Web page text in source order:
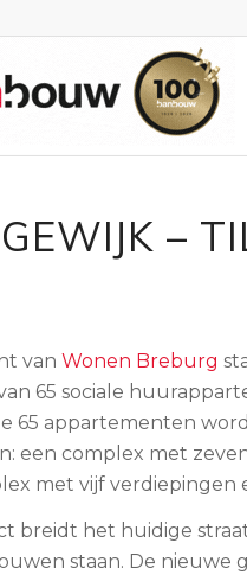
–
van Wonen Breburg
65 sociale
65 appartementen
een complex met
met vijf verdiepingen
breidt het huidige
staan. De nieuwe